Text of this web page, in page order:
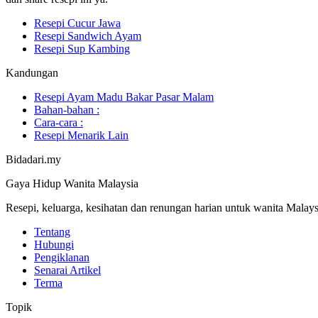
Resepi Cucur Jawa
Resepi Sandwich Ayam
Resepi Sup Kambing
Kandungan
Resepi Ayam Madu Bakar Pasar Malam
Bahan-bahan :
Cara-cara :
Resepi Menarik Lain
Bidadari.my
Gaya Hidup Wanita Malaysia
Resepi, keluarga, kesihatan dan renungan harian untuk wanita
Tentang
Hubungi
Pengiklanan
Senarai Artikel
Terma
Topik